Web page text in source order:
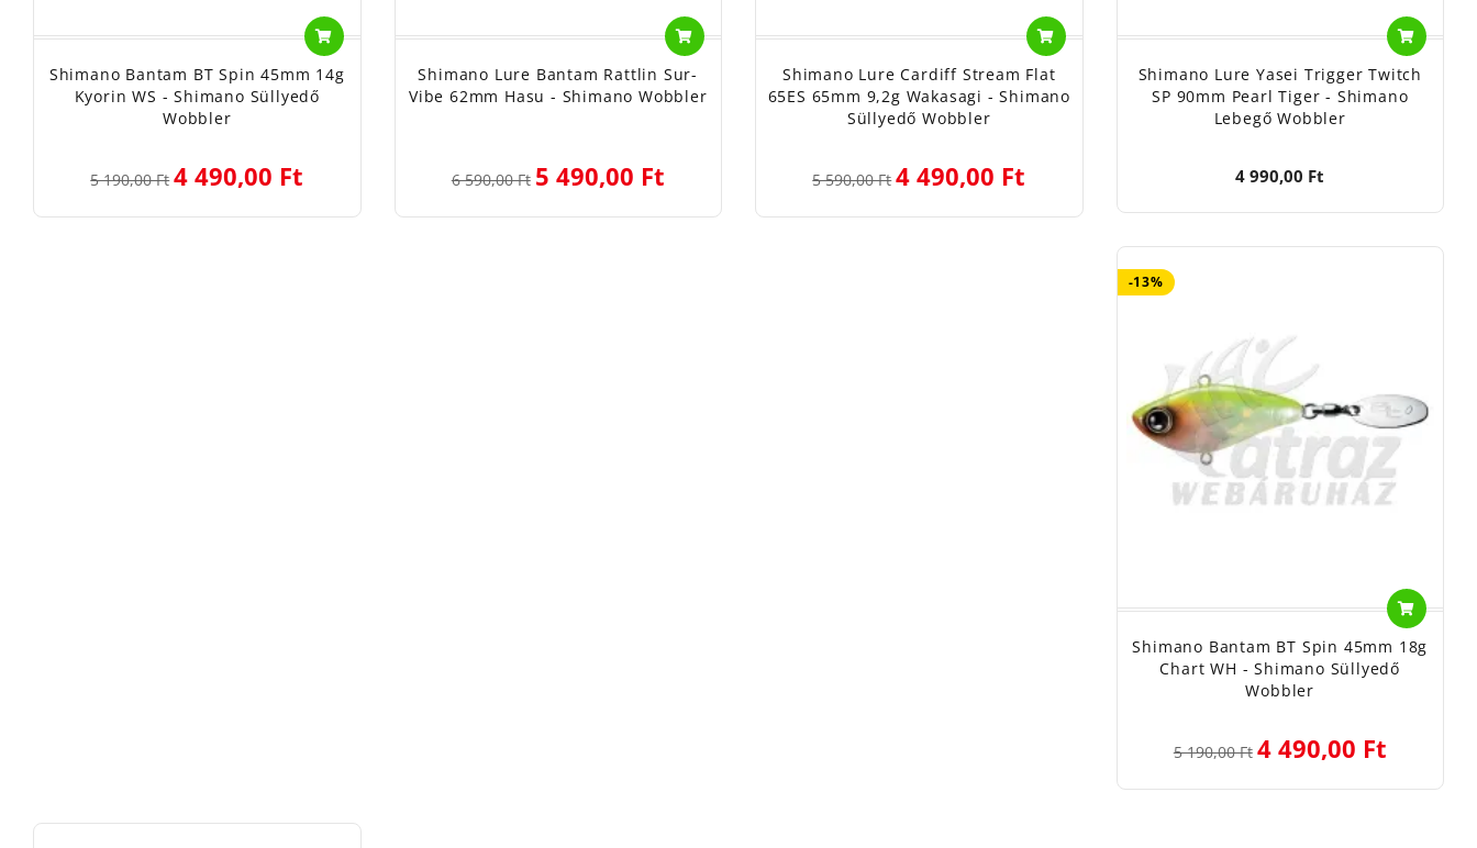
Shimano Bantam BT Spin 45mm 14g
Kyorin WS - Shimano Süllyedő
Wobbler
5 190,00 Ft 4 490,00 Ft
Shimano Lure Bantam Rattlin Sur-
Vibe 62mm Hasu - Shimano Wobbler
6 590,00 Ft 5 490,00 Ft
Shimano Lure Cardiff Stream Flat
65ES 65mm 9,2g Wakasagi - Shimano
Süllyedő Wobbler
5 590,00 Ft 4 490,00 Ft
Shimano Lure Yasei Trigger Twitch
SP 90mm Pearl Tiger - Shimano
Lebegő Wobbler
4 990,00 Ft
-13%
Shimano Bantam BT Spin 45mm 18g
Chart WH - Shimano Süllyedő
Wobbler
5 190,00 Ft 4 490,00 Ft